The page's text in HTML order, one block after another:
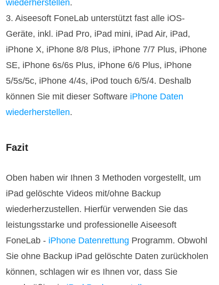
wiederherstellen.
3. Aiseesoft FoneLab unterstützt fast alle iOS-
Geräte, inkl. iPad Pro, iPad mini, iPad Air, iPad,
iPhone X, iPhone 8/8 Plus, iPhone 7/7 Plus, iPhone
SE, iPhone 6s/6s Plus, iPhone 6/6 Plus, iPhone
5/5s/5c, iPhone 4/4s, iPod touch 6/5/4. Deshalb
können Sie mit dieser Software iPhone Daten
wiederherstellen.
Fazit
Oben haben wir Ihnen 3 Methoden vorgestellt, um
iPad gelöschte Videos mit/ohne Backup
wiederherzustellen. Hierfür verwenden Sie das
leistungsstarke und professionelle Aiseesoft
FoneLab - iPhone Datenrettung Programm. Obwohl
Sie ohne Backup iPad gelöschte Daten zurückholen
können, schlagen wir es Ihnen vor, dass Sie